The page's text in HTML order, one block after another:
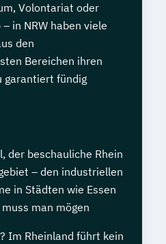
Volontariat oder
in NRW haben viele
den
Bereichen ihren
garantiert fündig
der beschauliche Rhein
– den industriellen
in Städten wie Essen
man mögen
Im Rheinland führt kein